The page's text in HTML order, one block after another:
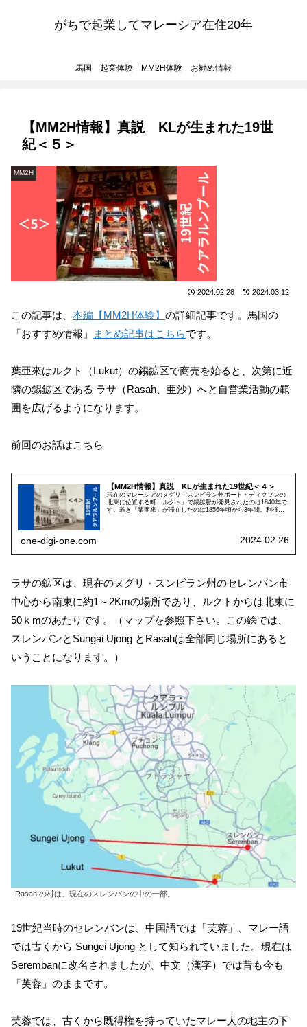
がちで起業してマレーシア在住20年
馬国 起業体験 MM2H体験 お勧め情報
【MM2H情報】真説 KLが生まれた19世
紀＜５＞
MM2H
2024.02.28 2024.03.12
この記事は、 本編【MM2H体験】 の詳細記事です。馬国の
「おすすめ情報」
まとめ記事はこちらです。
葉亜來はルクト（Lukut）の錫鉱区で商売を始ると、次第に近
隣の錫鉱区である ラサ（Rasah、亜沙）へと自営業活動の範
囲を広げるようになります。
前回のお話はこちら
【MM2H情報】真説 KLが生まれた19世紀＜４＞
現在のマレーシアのヌグリ・スンビラン州ポート・ディクソンの
北東に位置する町「ルクト」で錫鉱脈が発見されたのは1840年で
す。若き「葉亜來」が滞在したのは1856年頃から3年間。利権争
one-digi-one.com 2024.02.26
ラサの鉱区は、現在のヌグリ・スンビラン州のセレンバン市
中心から南東に約1～2Kmの場所であり、ルクトからは北東に
50ｋmのあたりです。（マップを参照下さい。この絵では、
スレンバンとSungai Ujong とRasahは全部同じ場所にあると
いうことになります。）
Rasah の村は、現在のスレンバンの中の一部。
19世紀当時のセレンバンは、中国語では「芙蓉」、マレー語
では古くから Sungei Ujong として知られていました。現在は
Serembanに改名されましたが、中文（漢字）では昔も今も
「芙蓉」のままです。
芙蓉では、古くから既得権を持っていたマレー人の地主の下